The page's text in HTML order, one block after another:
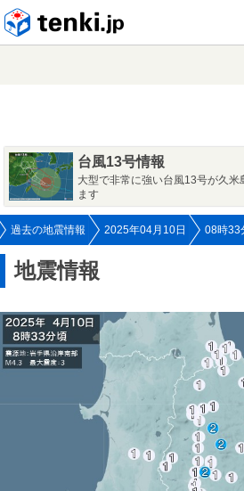
台風13号情報
大型で非常に強い台風13号が久
ます
過去の地震情報 2025年04月10日 08時33
地震情報